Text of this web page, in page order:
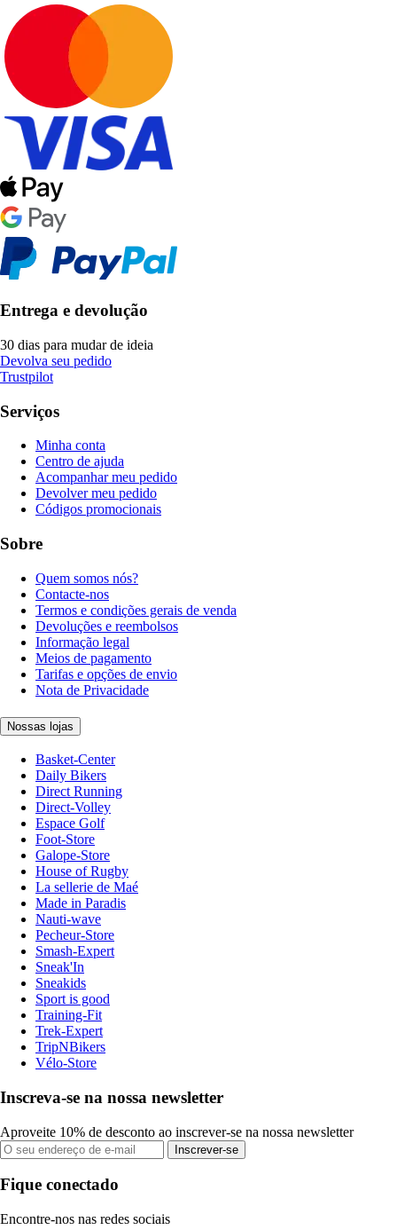
Entrega e devolução
30 dias para mudar de ideia
Devolva seu pedido
Trustpilot
Serviços
Minha conta
Centro de ajuda
Acompanhar meu pedido
Devolver meu pedido
Códigos promocionais
Sobre
Quem somos nós?
Contacte-nos
Termos e condições gerais de venda
Devoluções e reembolsos
Informação legal
Meios de pagamento
Tarifas e opções de envio
Nota de Privacidade
Nossas lojas
Basket-Center
Daily Bikers
Direct Running
Direct-Volley
Espace Golf
Foot-Store
Galope-Store
House of Rugby
La sellerie de Maé
Made in Paradis
Nauti-wave
Pecheur-Store
Smash-Expert
Sneak'In
Sneakids
Sport is good
Training-Fit
Trek-Expert
TripNBikers
Vélo-Store
Inscreva-se na nossa newsletter
Aproveite 10% de desconto ao inscrever-se na nossa newsletter
Inscrever-se
Fique conectado
Encontre-nos nas redes sociais